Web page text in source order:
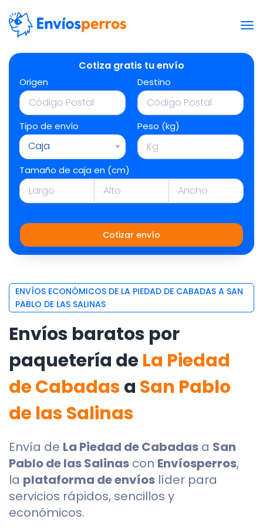
Cotiza gratis tu envío
Origen Destino
Tipo de envío
Caja
Peso (kg)
Tamaño de caja en (cm)
Cotizar envío
ENVÍOS ECONÓMICOS DE LA PIEDAD DE CABADAS A SAN
PABLO DE LAS SALINAS
Envíos baratos por
paquetería deLa Piedad
de Cabadasa San Pablo
de las Salinas
Envía de La Piedad de Cabadas a San
Pablo de las Salinas con Envíosperros,
la plataforma de envíos líder para
servicios rápidos, sencillos y
económicos.